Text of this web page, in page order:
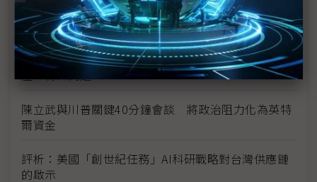
豐田目標2026全球生產破千萬輛 HEV需求強勁跨越
電動車放緩影響
東南亞各國與美貿易協議持續推進 2026聚焦關鍵礦
產、轉口問題
陳立武與川普關鍵40分鐘會談 將政治阻力化為英特
爾資金
評析：美國「創世紀任務」AI科研戰略對台灣供應鏈
的啟示